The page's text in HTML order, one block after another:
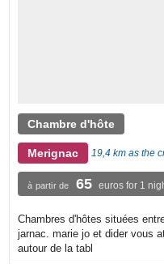
Chambre d'hôte
Merignac 19,4 km as the
à partir de 65 euros for 1
Chambres d'hôtes situées
jarnac. marie jo et dider vous
autour de la tabl